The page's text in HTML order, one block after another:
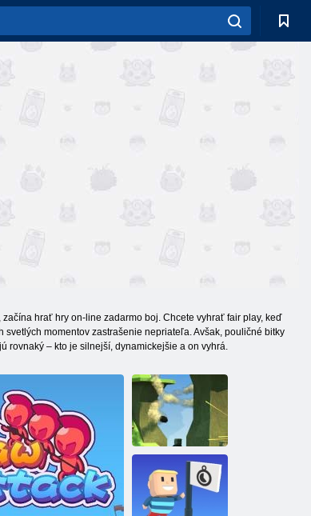
hrať hry on-line zadarmo boj. Chcete vyhrať fair play, keď
momentov zastrašenie nepriateľa. Avšak, pouličné bitky
rovnaký – kto je silnejší, dynamickejšie a on vyhrá.
Kogama Pvp